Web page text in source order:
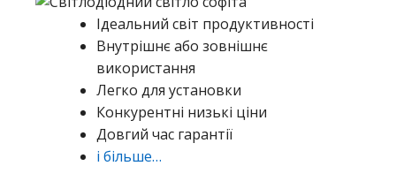
Ідеальний світ продуктивності
Внутрішнє або зовнішнє
використання
Легко для установки
Конкурентні низькі ціни
Довгий час гарантії
і більше…